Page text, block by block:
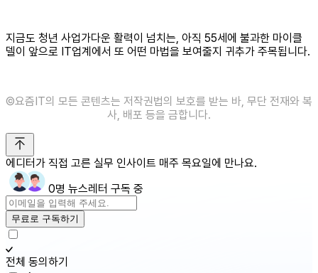
지금도 청년 사업가다운 활력이 넘치는, 아직 55세에 불과한 마이클
델이 앞으로 IT업계에서 또 어떤 마법을 보여줄지 귀추가 주목됩니다.
©️요즘IT의 모든 콘텐츠는 저작권법의 보호를 받는 바, 무단 전재와 복
사, 배포 등을 금합니다.
에디터가 직접 고른 실무 인사이트 매주 목요일에 만나요.
0명 뉴스레터 구독 중
무료로 구독하기
전체 동의하기